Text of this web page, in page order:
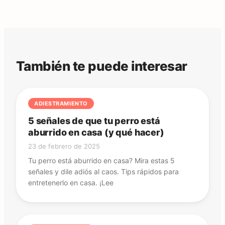
También te puede interesar
ADIESTRAMIENTO
5 señales de que tu perro está
aburrido en casa (y qué hacer)
23 de febrero de 2025
Tu perro está aburrido en casa? Mira estas 5
señales y dile adiós al caos. Tips rápidos para
entretenerlo en casa. ¡Lee